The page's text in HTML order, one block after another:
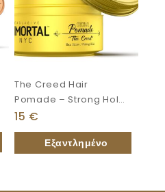
The Creed Hair
Pomade – Strong Hold
150ml
15 €